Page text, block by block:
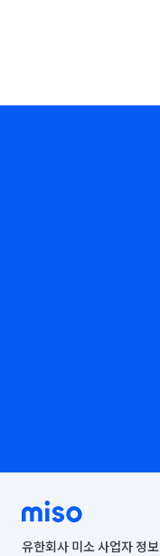
유한회사 미소 사업자 정보